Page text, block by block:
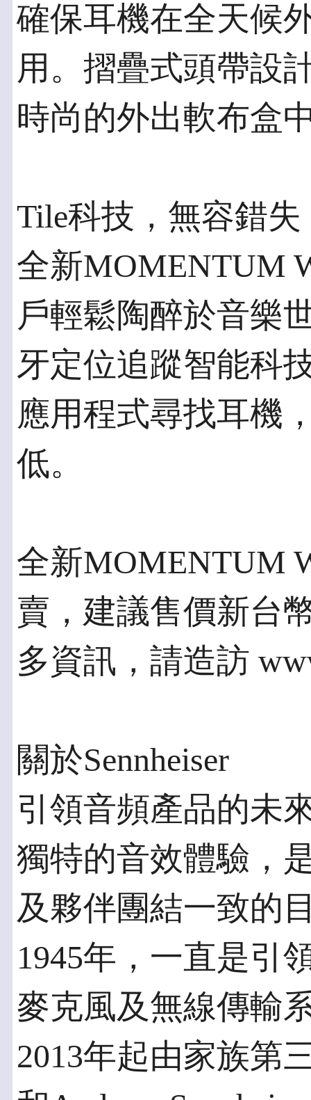
確保耳機在全天候
用。摺疊式頭帶設
時尚的外出軟布盒
Tile科技，無容錯失
全新MOMENTUM
戶輕鬆陶醉於音樂
牙定位追蹤智能科
應用程式尋找耳機
低。
全新MOMENTUM
賣，建議售價新台
多資訊，請造訪
關於Sennheiser
引領音頻產品的未
獨特的音效體驗，
及夥伴團結一致的
1945年，一直是引
麥克風及無線傳輸
2013年起由家族第